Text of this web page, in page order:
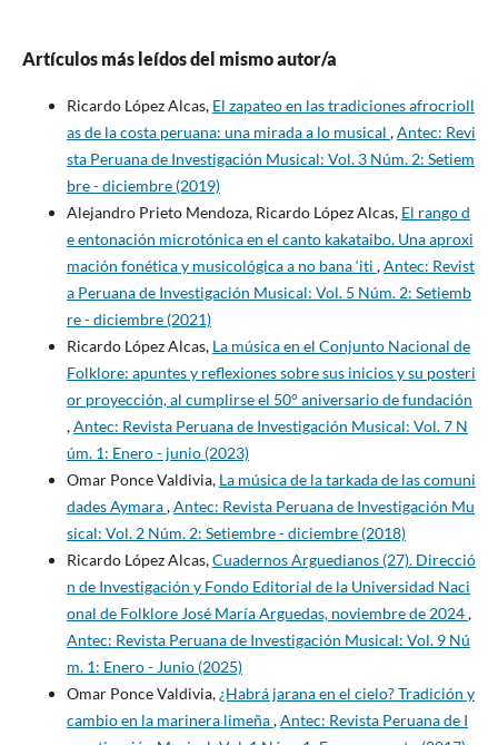
Artículos más leídos del mismo autor/a
Ricardo López Alcas, El zapateo en las tradiciones afrocrioll
as de la costa peruana: una mirada a lo musical ,Antec: Revi
sta Peruana de Investigación Musical: Vol. 3 Núm. 2: Setiem
bre - diciembre (2019)
Alejandro Prieto Mendoza, Ricardo López Alcas, El rango d
e entonación microtónica en el canto kakataibo. Una aproxi
mación fonética y musicológica a no bana ‘iti ,Antec: Revist
a Peruana de Investigación Musical: Vol. 5 Núm. 2: Setiemb
re - diciembre (2021)
Ricardo López Alcas, La música en el Conjunto Nacional de
Folklore: apuntes y reflexiones sobre sus inicios y su posteri
or proyección, al cumplirse el 50° aniversario de fundación
,Antec: Revista Peruana de Investigación Musical: Vol. 7 N
úm. 1: Enero - junio (2023)
Omar Ponce Valdivia, La música de la tarkada de las comuni
dades Aymara,Antec: Revista Peruana de Investigación Mu
sical: Vol. 2 Núm. 2: Setiembre - diciembre (2018)
Ricardo López Alcas,Cuadernos Arguedianos (27). Direcció
n de Investigación y Fondo Editorial de la Universidad Naci
onal de Folklore José María Arguedas, noviembre de 2024,
Antec: Revista Peruana de Investigación Musical: Vol. 9 Nú
m. 1: Enero - Junio (2025)
Omar Ponce Valdivia,¿Habrá jarana en el cielo? Tradición y
cambio en la marinera limeña,Antec: Revista Peruana de I